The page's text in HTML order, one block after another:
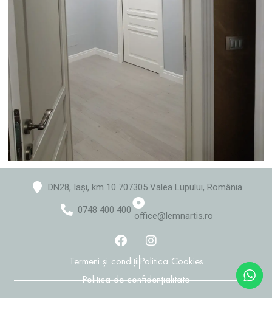
DN28, Iași, km 10 707305 Valea Lupului, România
0748 400 400
office@lemnartis.ro
Termeni și condiții Politica Cookies
Politica de confidențialitate